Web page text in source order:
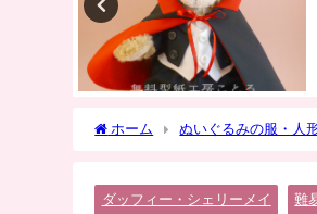
ホーム ぬいぐるみの服・人
ダッフィー・シェリーメイ 難